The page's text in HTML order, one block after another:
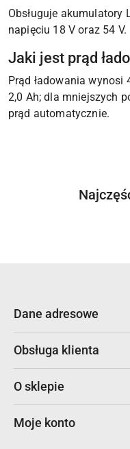
Obsługuje akumulatory
napięciu 18 V oraz 54 V.
Jaki jest prąd
Prąd ładowania wynosi
2,0 Ah; dla mniejszych
prąd automatycznie.
Pomiń karuzelę
Dane adresowe
Obsługa klienta
O sklepie
Moje konto